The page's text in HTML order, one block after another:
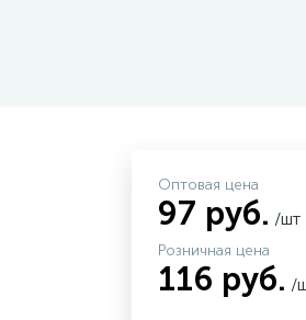
Оптовая цена
97 руб. /шт
Розничная цена
116 руб. /